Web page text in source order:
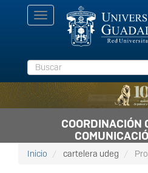
Toggle
navigation
Buscar
COORDINACIÓN
Inicio cartelera udeg